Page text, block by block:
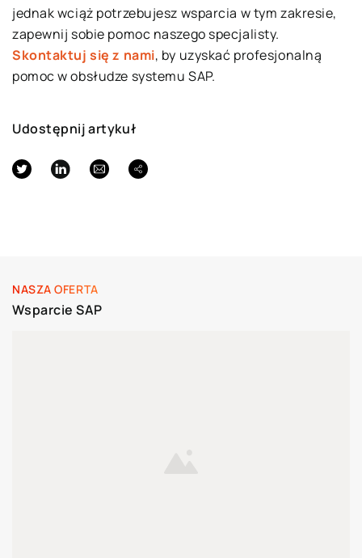
NASZA OFERTA
Wsparcie SAP
jednak wciąż potrzebujesz wsparcia w tym zakresie,
zapewnij sobie pomoc naszego specjalisty.
Skontaktuj się z nami, by uzyskać profesjonalną
pomoc w obsłudze systemu SAP.
Udostępnij artykuł